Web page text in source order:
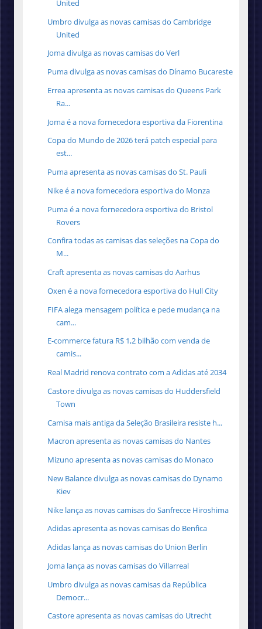
United
Umbro divulga as novas camisas do Cambridge
United
Joma divulga as novas camisas do Verl
Puma divulga as novas camisas do Dínamo Bucareste
Errea apresenta as novas camisas do Queens Park
Ra...
Joma é a nova fornecedora esportiva da Fiorentina
Copa do Mundo de 2026 terá patch especial para
est...
Puma apresenta as novas camisas do St. Pauli
Nike é a nova fornecedora esportiva do Monza
Puma é a nova fornecedora esportiva do Bristol
Rovers
Confira todas as camisas das seleções na Copa do
M...
Craft apresenta as novas camisas do Aarhus
Oxen é a nova fornecedora esportiva do Hull City
FIFA alega mensagem política e pede mudança na
cam...
E-commerce fatura R$ 1,2 bilhão com venda de
camis...
Real Madrid renova contrato com a Adidas até 2034
Castore divulga as novas camisas do Huddersfield
Town
Camisa mais antiga da Seleção Brasileira resiste h...
Macron apresenta as novas camisas do Nantes
Mizuno apresenta as novas camisas do Monaco
New Balance divulga as novas camisas do Dynamo
Kiev
Nike lança as novas camisas do Sanfrecce Hiroshima
Adidas apresenta as novas camisas do Benfica
Adidas lança as novas camisas do Union Berlin
Joma lança as novas camisas do Villarreal
Umbro divulga as novas camisas da República
Democr...
Castore apresenta as novas camisas do Utrecht